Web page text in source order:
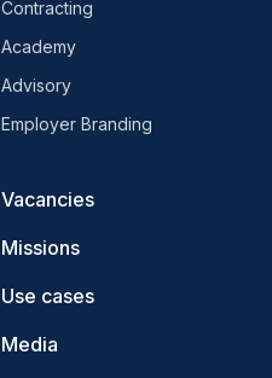
Contracting
Academy
Advisory
Employer Branding
Vacancies
Missions
Use cases
Media